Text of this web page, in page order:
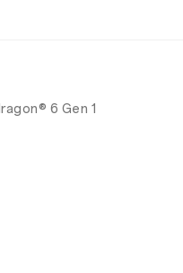
6 Gen 1